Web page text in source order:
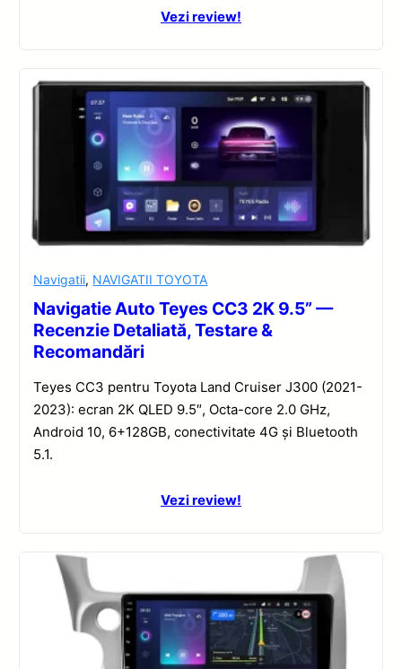
Vezi review!
Navigatii, NAVIGATII TOYOTA
Navigatie Auto Teyes CC3 2K 9.5” —
Recenzie Detaliată, Testare &
Recomandări
Teyes CC3 pentru Toyota Land Cruiser J300 (2021-
2023): ecran 2K QLED 9.5″, Octa-core 2.0 GHz,
Android 10, 6+128GB, conectivitate 4G și Bluetooth
5.1.
Vezi review!